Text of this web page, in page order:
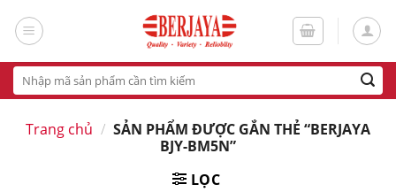
Tìm
kiếm:
Trang chủ / SẢN PHẨM ĐƯỢC GẮN THẺ “BERJAYA
BJY-BM5N”
LỌC